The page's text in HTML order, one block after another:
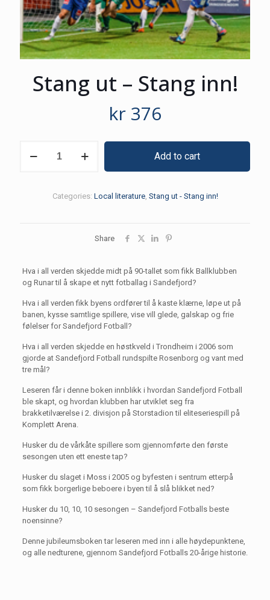
Stang ut – Stang inn!
kr 376
Add to cart
Categories: Local literature, Stang ut - Stang inn!
Share
Hva i all verden skjedde midt på 90-tallet som fikk Ballklubben
og Runar til å skape et nytt fotballag i Sandefjord?
Hva i all verden fikk byens ordfører til å kaste klærne, løpe ut på
banen, kysse samtlige spillere, vise vill glede, galskap og frie
følelser for Sandefjord Fotball?
Hva i all verden skjedde en høstkveld i Trondheim i 2006 som
gjorde at Sandefjord Fotball rundspilte Rosenborg og vant med
tre mål?
Leseren får i denne boken innblikk i hvordan Sandefjord Fotball
ble skapt, og hvordan klubben har utviklet seg fra
brakketilværelse i 2. divisjon på Storstadion til eliteseriespill på
Komplett Arena.
Husker du de vårkåte spillere som gjennomførte den første
sesongen uten ett eneste tap?
Husker du slaget i Moss i 2005 og byfesten i sentrum etterpå
som fikk borgerlige beboere i byen til å slå blikket ned?
Husker du 10, 10, 10 sesongen – Sandefjord Fotballs beste
noensinne?
Denne jubileumsboken tar leseren med inn i alle høydepunktene,
og alle nedturene, gjennom Sandefjord Fotballs 20-årige historie.